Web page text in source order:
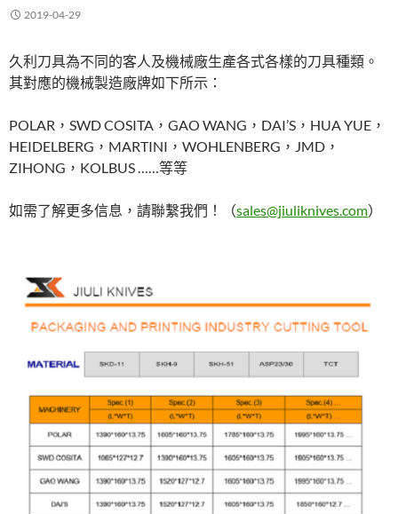
2019-04-29
久利刀具為不同的客人及機械廠生產各式各樣的刀具種類。
其對應的機械製造廠牌如下所示：
POLAR，SWD COSITA，GAO WANG，DAI’S，HUA YUE，
HEIDELBERG，MARTINI，WOHLENBERG，JMD，
ZIHONG，KOLBUS ……等等
如需了解更多信息，請聯繫我們！（sales@jiuliknives.com）